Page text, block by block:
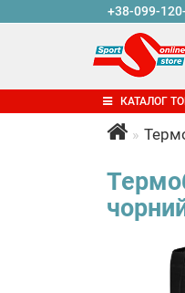
+38-099-
КАТАЛОГ